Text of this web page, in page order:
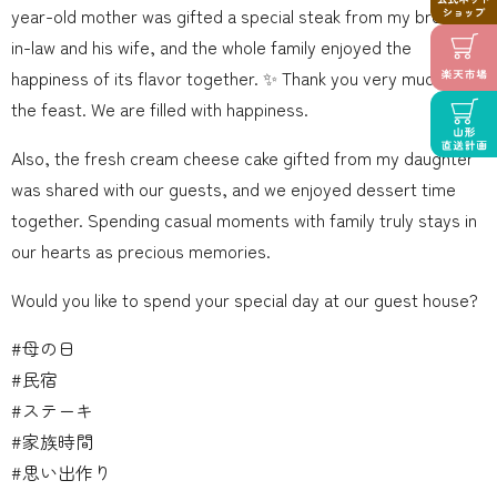
year-old mother was gifted a special steak from my brother-
in-law and his wife, and the whole family enjoyed the
happiness of its flavor together. ️✨ Thank you very much for
the feast. We are filled with happiness.
Also, the fresh cream cheese cake gifted from my daughter
was shared with our guests, and we enjoyed dessert time
together. Spending casual moments with family truly stays in
our hearts as precious memories.
Would you like to spend your special day at our guest house?
#母の日
#民宿
#ステーキ
#家族時間
#思い出作り